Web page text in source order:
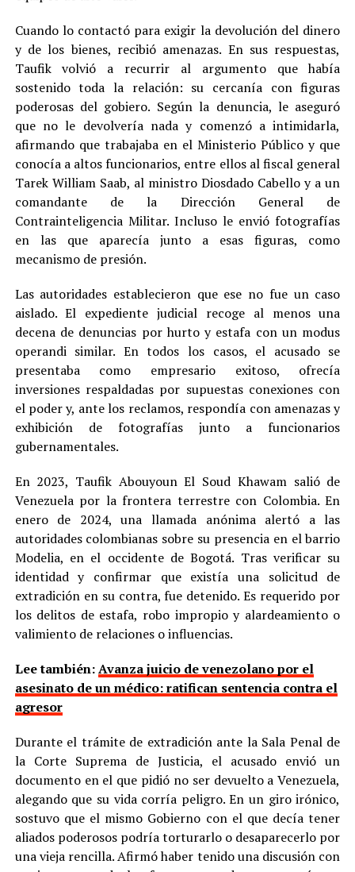
Cuando lo contactó para exigir la devolución del dinero
y de los bienes, recibió amenazas. En sus respuestas,
Taufik volvió a recurrir al argumento que había
sostenido toda la relación: su cercanía con figuras
poderosas del gobiero. Según la denuncia, le aseguró
que no le devolvería nada y comenzó a intimidarla,
afirmando que trabajaba en el Ministerio Público y que
conocía a altos funcionarios, entre ellos al fiscal general
Tarek William Saab, al ministro Diosdado Cabello y a un
comandante de la Dirección General de
Contrainteligencia Militar. Incluso le envió fotografías
en las que aparecía junto a esas figuras, como
mecanismo de presión.
Las autoridades establecieron que ese no fue un caso
aislado. El expediente judicial recoge al menos una
decena de denuncias por hurto y estafa con un modus
operandi similar. En todos los casos, el acusado se
presentaba como empresario exitoso, ofrecía
inversiones respaldadas por supuestas conexiones con
el poder y, ante los reclamos, respondía con amenazas y
exhibición de fotografías junto a funcionarios
gubernamentales.
En 2023, Taufik Abouyoun El Soud Khawam salió de
Venezuela por la frontera terrestre con Colombia. En
enero de 2024, una llamada anónima alertó a las
autoridades colombianas sobre su presencia en el barrio
Modelia, en el occidente de Bogotá. Tras verificar su
identidad y confirmar que existía una solicitud de
extradición en su contra, fue detenido. Es requerido por
los delitos de estafa, robo impropio y alardeamiento o
valimiento de relaciones o influencias.
Lee también:Avanza juicio de venezolano por el
asesinato de un médico: ratifican sentencia contra el
agresor
Durante el trámite de extradición ante la Sala Penal de
la Corte Suprema de Justicia, el acusado envió un
documento en el que pidió no ser devuelto a Venezuela,
alegando que su vida corría peligro. En un giro irónico,
sostuvo que el mismo Gobierno con el que decía tener
aliados poderosos podría torturarlo o desaparecerlo por
una vieja rencilla. Afirmó haber tenido una discusión con